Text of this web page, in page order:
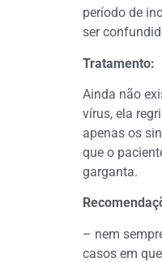
período de
ser
Tratamento:
Ainda não
vírus, ela
apenas os
que o
garganta.
– nem
casos em